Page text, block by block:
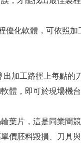
優化軟體，可依照
加工路徑上每點
體，即可於現場機
葉片，這是同業間
價胚料毀損、刀具